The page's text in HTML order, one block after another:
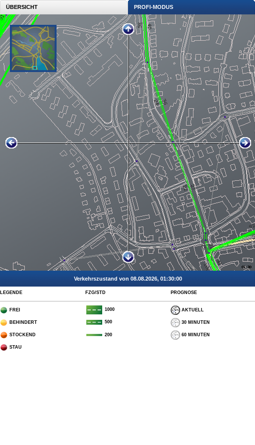
ÜBERSICHT PROFI-MODUS
Verkehrszustand von 08.08.2026, 01:30:00
LEGENDE FZG/STD PROGNOSE
FREI 1000 AKTUELL
BEHINDERT 500 30 MINUTEN
STOCKEND 200 60 MINUTEN
STAU